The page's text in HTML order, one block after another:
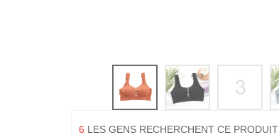
6 LES GENS RECHERCHENT CE PRODUIT